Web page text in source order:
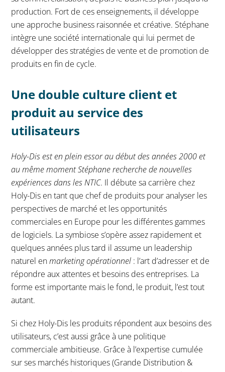
production. Fort de ces enseignements, il développe
une approche business raisonnée et créative. Stéphane
intègre une société internationale qui lui permet de
développer des stratégies de vente et de promotion de
produits en fin de cycle.
Une double culture client et
produit au service des
utilisateurs
Holy-Dis est en plein essor au début des années 2000 et
au même moment Stéphane recherche de nouvelles
expériences dans les NTIC. Il débute sa carrière chez
Holy-Dis en tant que chef de produits pour analyser les
perspectives de marché et les opportunités
commerciales en Europe pour les différentes gammes
de logiciels. La symbiose s’opère assez rapidement et
quelques années plus tard il assume un leadership
naturel enmarketing opérationnel : l’art d’adresser et de
répondre aux attentes et besoins des entreprises. La
forme est importante mais le fond, le produit, l’est tout
autant.
Si chez Holy-Dis les produits répondent aux besoins des
utilisateurs, c’est aussi grâce à une politique
commerciale ambitieuse. Grâce à l’expertise cumulée
sur ses marchés historiques (Grande Distribution &